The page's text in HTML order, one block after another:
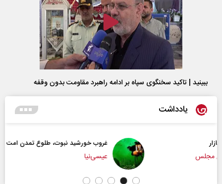
ببینید | تاکید سخنگوی سپاه بر ادامه راهبرد مقاومت بدون وقفه
یادداشت
غروب خورشید نبوت، طلوع تمدن امت
عیسی‌نیا